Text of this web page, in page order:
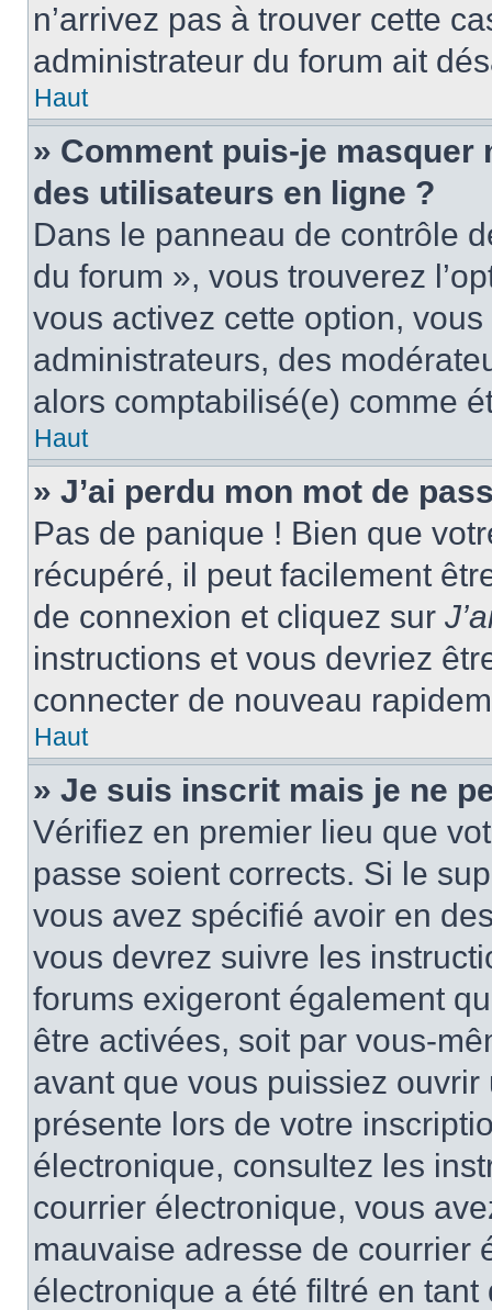
n’arrivez pas à trouver cette
administrateur du forum ait
Haut
» Comment puis-je masquer
des utilisateurs en ligne ?
Dans le panneau de contrôle
du forum », vous trouverez
vous activez cette option,
administrateurs, des
alors comptabilisé(e) comme
Haut
» J’ai perdu mon mot de
Pas de panique ! Bien que
récupéré, il peut facilement
de connexion et cliquez sur
instructions et vous devriez
connecter de nouveau
Haut
» Je suis inscrit mais je ne
Vérifiez en premier lieu que
passe soient corrects. Si le
vous avez spécifié avoir en
vous devrez suivre les
forums exigeront également
être activées, soit par vous-
avant que vous puissiez
présente lors de votre
électronique, consultez les
courrier électronique, vous
mauvaise adresse de courrier
électronique a été filtré en